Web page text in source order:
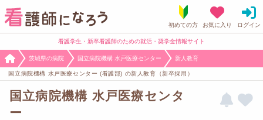
看護学生・新卒看護師のための就活・奨学金情報サイト
茨城県の病院 国立病院機構 水戸医療センター 新人教育
国立病院機構 水戸医療センター (看護部) の新人教育（新卒採用）
国立病院機構 水戸医療センタ
ー